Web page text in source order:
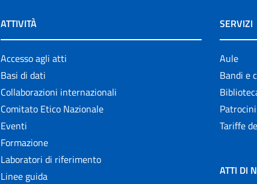
ATTIVITÀ
Accesso agli atti
Basi di dati
Collaborazioni internazionali
Comitato Etico Nazionale
Eventi
Formazione
Laboratori di riferimento
Linee guida
SERVIZI
Aule
Bandi e
Patrocini
Tariffe
ATTI DI